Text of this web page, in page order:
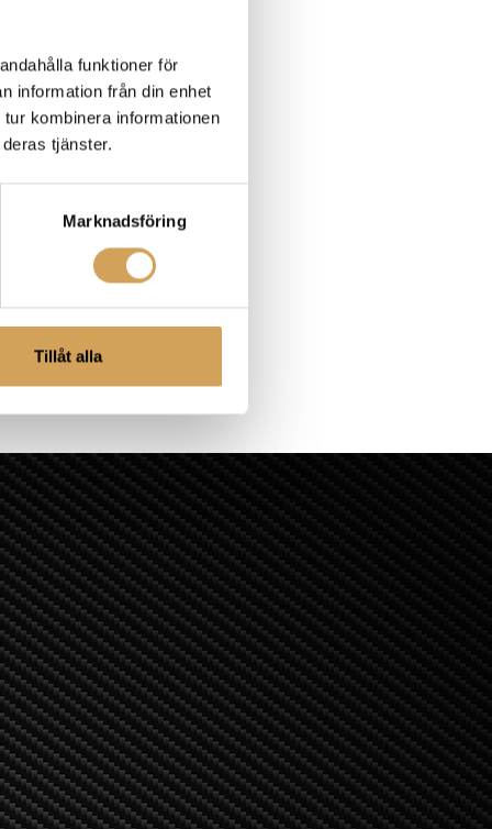
funktioner för
information från din enhet
kombinera informationen
tjänster.
Marknadsföring
Tillåt alla